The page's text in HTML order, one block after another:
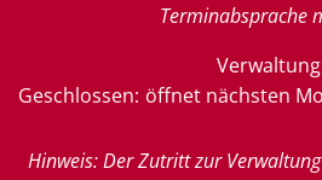
Terminabsprache
Klicken, um weitere Öffnungs-
Geschlossen: öffnet nächsten
Hinweis: Der Zutritt zur